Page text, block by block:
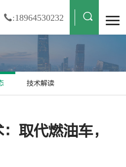
:18964530232
技术解读
取代燃油车，